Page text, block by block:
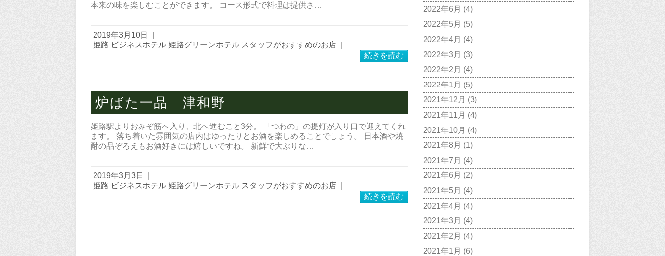
本来の味を楽しむことができます。 コース形式で料理は提供さ…
2019年3月10日
姫路 ビジネスホテル 姫路グリーンホテル スタッフがおすすめのお店
続きを読む
炉ばた一品 津和野
姫路駅よりおみぞ筋へ入り、北へ進むこと3分。 「つわの」の提灯が入り口で迎えてくれ
ます。 落ち着いた雰囲気の店内はゆったりとお酒を楽しめることでしょう。 日本酒や焼
酎の品ぞろえもお酒好きには嬉しいですね。 新鮮で大ぶりな…
2019年3月3日
姫路 ビジネスホテル 姫路グリーンホテル スタッフがおすすめのお店
続きを読む
2022年6月 (4)
2022年5月 (5)
2022年4月 (4)
2022年3月 (3)
2022年2月 (4)
2022年1月 (5)
2021年12月 (3)
2021年11月 (4)
2021年10月 (4)
2021年8月 (1)
2021年7月 (4)
2021年6月 (2)
2021年5月 (4)
2021年4月 (4)
2021年3月 (4)
2021年2月 (4)
2021年1月 (6)